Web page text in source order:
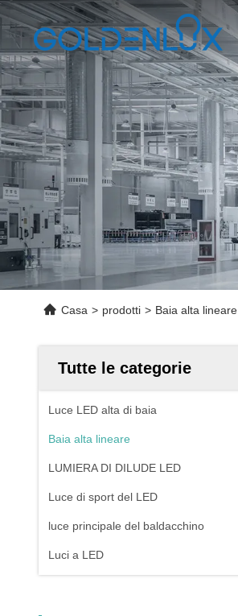
Casa > prodotti > Baia alta lineare
Tutte le categorie
Luce LED alta di baia
Baia alta lineare
LUMIERA DI DILUDE LED
Luce di sport del LED
luce principale del baldacchino
Luci a LED